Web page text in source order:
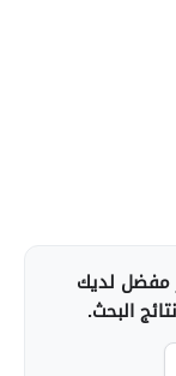
مفضل لديك
البحث.